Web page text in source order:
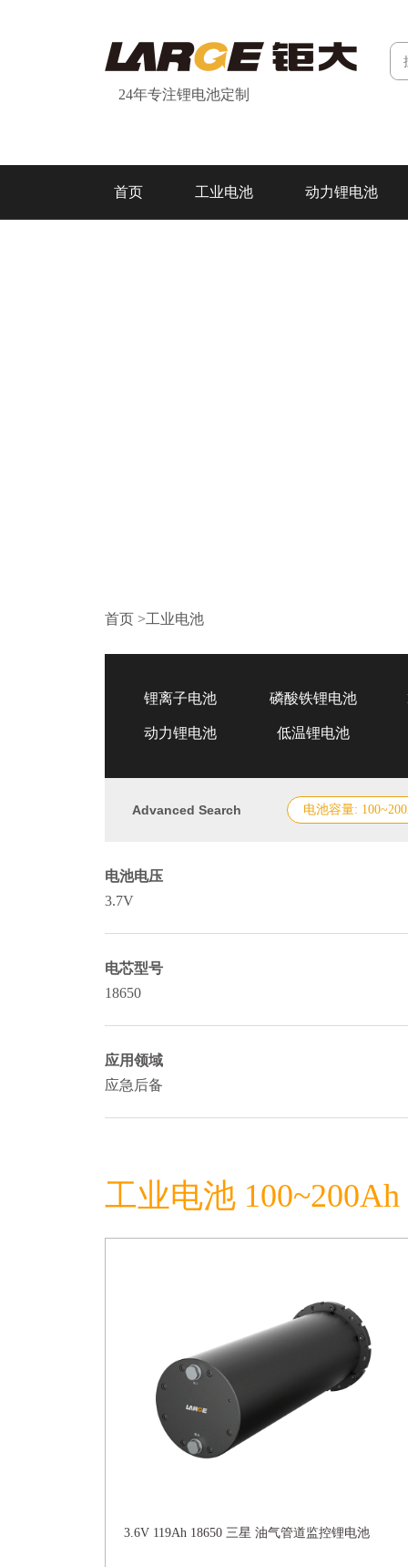
24年专注锂电池定制
首页 工业电池 动力锂电池
首页 >工业电池
锂离子电池 磷酸铁锂电池
动力锂电池 低温锂电池
Advanced Search 电池容量:
电池电压
3.7V
电芯型号
18650
应用领域
应急后备
工业电池
3.6V 119Ah 18650 三星 油气管道监控锂电池